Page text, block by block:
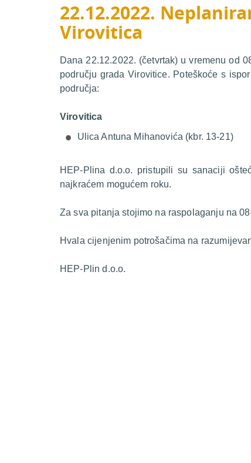
22.12.2022.
Virovitica
Dana 22.12.2022. (četvrtak) u vremenu od
području grada Virovitice. Poteškoće s
područja:
Virovitica
Ulica Antuna Mihanovića (kbr. 13-21)
HEP-Plina d.o.o. pristupili su sanaciji
najkraćem mogućem roku.
Za sva pitanja stojimo na raspolaganju na
Hvala cijenjenim potrošačima na
HEP-Plin d.o.o.